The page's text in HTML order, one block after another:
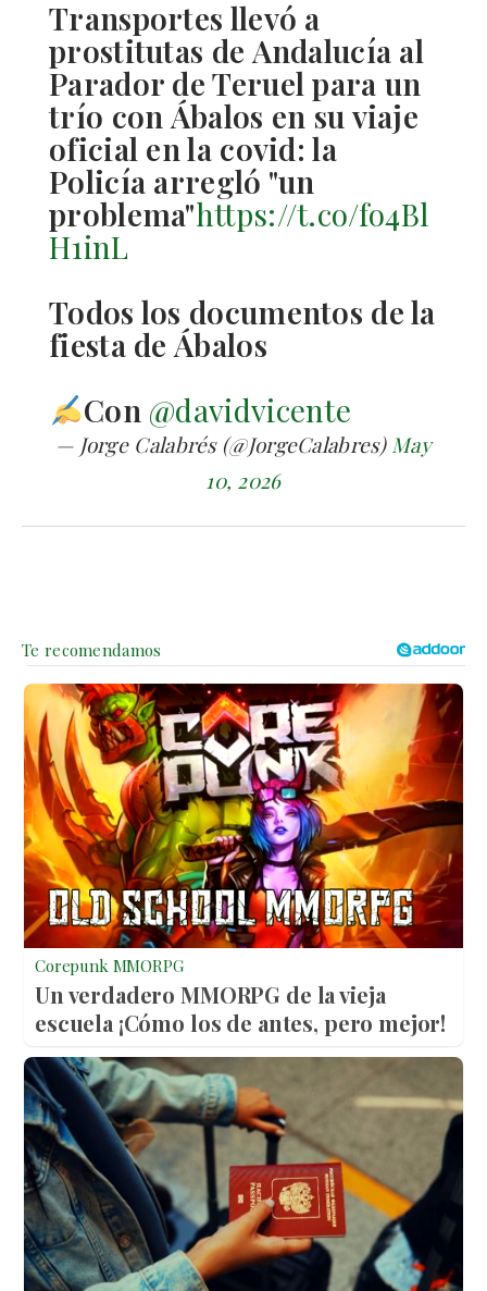
Transportes llevó a
prostitutas de Andalucía al
Parador de Teruel para un
trío con Ábalos en su viaje
oficial en la covid: la
Policía arregló "un
problema"https://t.co/fo4Bl
H1inL
Todos los documentos de la
fiesta de Ábalos
Con @davidvicente
— Jorge Calabrés (@JorgeCalabres)May
10, 2026
Corepunk MMORPG
Un verdadero MMORPG de la vieja
escuela ¡Cómo los de antes, pero mejor!